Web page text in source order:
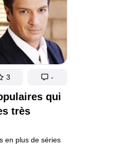
peint les
qu’un mythe !
complexe
peindre debout.
d’Adam, qui est
était connu pour
humaine.
qui
très
en plus de séries
3 -